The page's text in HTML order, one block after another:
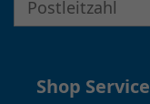
Shop Service